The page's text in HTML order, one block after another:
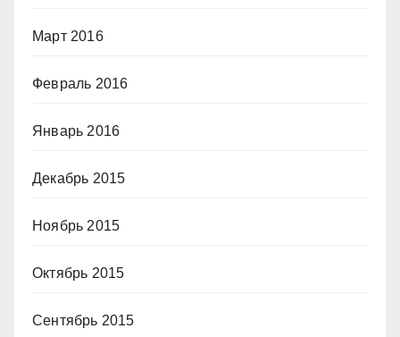
Март 2016
Февраль 2016
Январь 2016
Декабрь 2015
Ноябрь 2015
Октябрь 2015
Сентябрь 2015